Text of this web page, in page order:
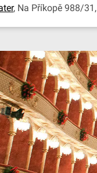
, Na Příkopě 988/31,